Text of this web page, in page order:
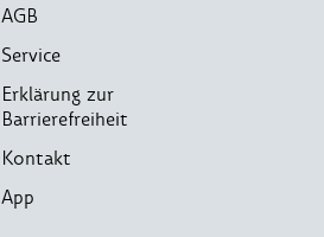
AGB
Service
Erklärung zur
Barrierefreiheit
Kontakt
App